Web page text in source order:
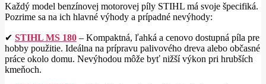
Každý model benzínovej motorovej píly STIHL má svoje špecifiká.
Pozrime sa na ich hlavné výhody a prípadné nevýhody:
✔ STIHL MS 180 – Kompaktná, ľahká a cenovo dostupná píla pre
hobby použitie. Ideálna na prípravu palivového dreva alebo občasné
práce okolo domu. Nevýhodou môže byť nižší výkon pri hrubších
kmeňoch.